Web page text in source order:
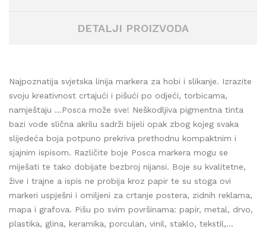
DETALJI PROIZVODA
Najpoznatija svjetska linija markera za hobi i slikanje. Izrazite
svoju kreativnost crtajući i pišući po odjeći, torbicama,
namještaju …Posca može sve! Neškodljiva pigmentna tinta
bazi vode slična akrilu sadrži bijeli opak zbog kojeg svaka
slijedeća boja potpuno prekriva prethodnu kompaktnim i
sjajnim ispisom. Različite boje Posca markera mogu se
miješati te tako dobijate bezbroj nijansi. Boje su kvalitetne,
žive i trajne a ispis ne probija kroz papir te su stoga ovi
markeri uspješni i omiljeni za crtanje postera, zidnih reklama,
mapa i grafova. Pišu po svim površinama: papir, metal, drvo,
plastika, glina, keramika, porculan, vinil, staklo, tekstil,...